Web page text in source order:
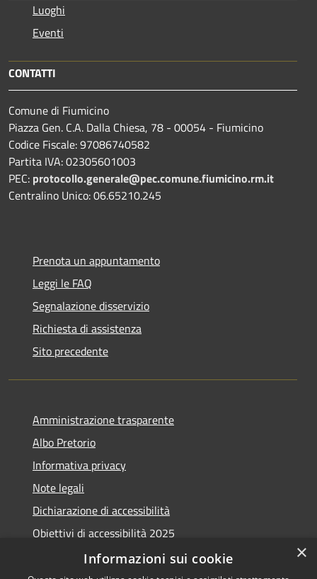
Luoghi
Eventi
CONTATTI
Comune di Fiumicino
Piazza Gen. C.A. Dalla Chiesa, 78 - 00054 - Fiumicino
Codice Fiscale: 97086740582
Partita IVA: 02305601003
PEC: protocollo.generale@pec.comune.fiumicino.rm.it
Centralino Unico: 06.65210.245
Prenota un appuntamento
Leggi le FAQ
Segnalazione disservizio
Richiesta di assistenza
Sito precedente
Amministrazione trasparente
Albo Pretorio
Informativa privacy
Note legali
Dichiarazione di accessibilità
Obiettivi di accessibilità 2025
Meccanismo di feedback
×
Informazioni sui cookie